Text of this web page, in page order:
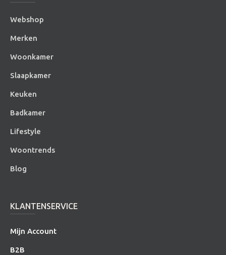
Webshop
Merken
Woonkamer
Slaapkamer
Keuken
Badkamer
Lifestyle
Woontrends
Blog
KLANTENSERVICE
Mijn Account
B2B